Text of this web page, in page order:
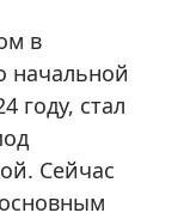
в
начальной
году, стал
Сейчас